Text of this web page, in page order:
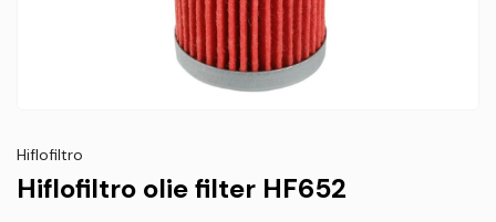
Hiflofiltro
Hiflofiltro olie filter HF652